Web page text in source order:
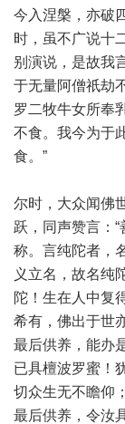
今入涅槃，亦破
时，虽不广说十
别演说，是故我
于无量阿僧祇劫
罗二牧牛女所奉
不食。我今为于
食。”
尔时，大众闻佛
跃，同声赞言：
称。言纯陀者，
义立名，故名纯
陀！生在人中复
希有，佛出于世
最后供养，能办
已具檀波罗蜜！
切众生无不瞻仰
最后供养，令汝